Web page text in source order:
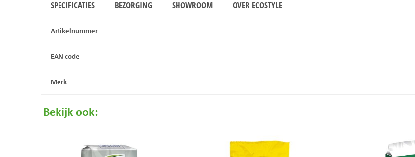
SPECIFICATIES BEZORGING SHOWROOM OVER ECOSTYLE
Artikelnummer
EAN code
Merk
Bekijk ook: